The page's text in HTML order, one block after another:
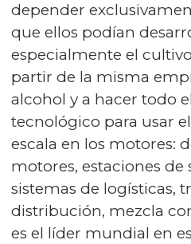
depender
que ellos podían
especialmente el
partir de la misma
alcohol y a hacer todo
tecnológico para usar
escala en los motores:
motores, estaciones de
sistemas de logísticas,
distribución, mezcla
es el líder mundial en